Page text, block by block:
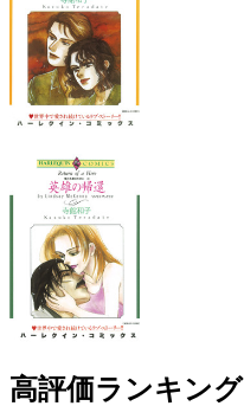
高評価ランキング